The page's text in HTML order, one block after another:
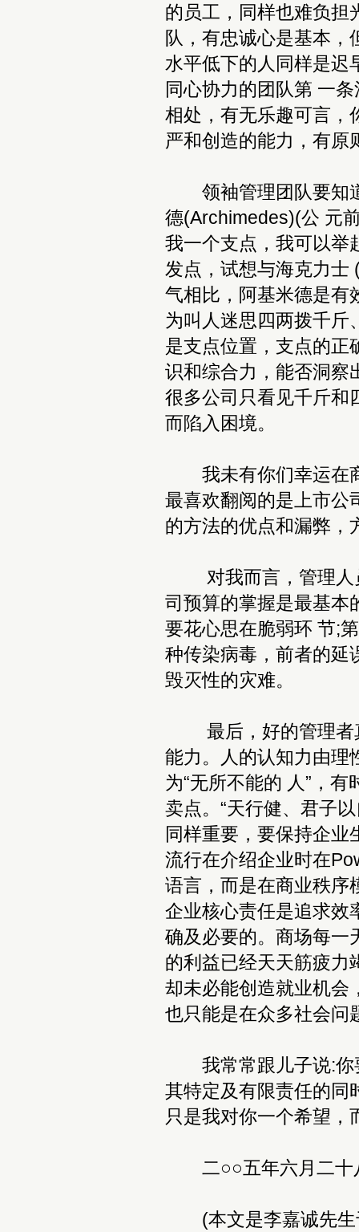
的员工，同样也难负担
队，有忠诚心是基本，
水平低下的人同样是迟
同心协力的团队第 一
相处，有无乐趣可言，
严和创造的能力，有原
领袖管理团队要知道
德(Archimedes)(公 元
我一个支点，我可以举
发点，试想与海克力士
气相比，阿基米德是有
为叫人迷思四两拨千斤
是支点位置，支点的正
识和综合力，能否洞察
很多公司只看见千斤和
而陷入困境。
我未有你们幸运在商
最喜欢翻阅的是上市公
的方法的优点和漏弊，
对我而言，管理人员
司预算的掌握是最基本
要花心思在脆弱环 节;
种传染病毒，前者的延
毁灭性的灾难。
最后，好的管理者真
能力。人的认知力由理
为“无所不能的 人”，
卖点。“天行健、君子
同样重要，要保持企业
流行在介绍企业时在
语言，而是在商业秩序
企业核心责任是追求效
确及必要的。商场每一
的利益已经天天筋疲力
却未必能创造就业机会
也只能是在众多社会问
我常常跟儿子说:你
其特定及有限责任的同
只是我对你一个希望，
二○○五年六月二十
(本文是李嘉诚先生